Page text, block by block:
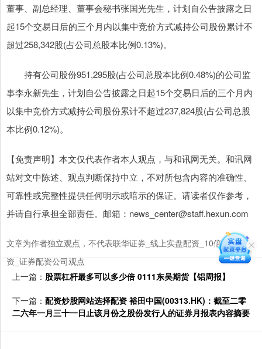
董事、副总经理、董事会秘书张国光先生，计划自公告披露之日
起15个交易日后的三个月内以集中竞价方式减持公司股份累计不
超过258,342股(占公司总股本比例0.13%)。
持有公司股份951,295股(占公司总股本比例0.48%)的公司监
事李永新先生，计划自公告披露之日起15个交易日后的三个月内
以集中竞价方式减持公司股份累计不超过237,824股(占公司总股
本比例0.12%)。
【免责声明】本文仅代表作者本人观点，与和讯网无关。和讯网
站对文中陈述、观点判断保持中立，不对所包含内容的准确性、
可靠性或完整性提供任何明示或暗示的保证。请读者仅作参考，
并请自行承担全部责任。邮箱：news_center@staff.hexun.com
文章为作者独立观点，不代表联华证券_线上实盘配资_10倍杠杆配
资_证券配资公司观点
上一篇： 股票杠杆最多可以多少倍 0111东吴期货【铝周报】
下一篇： 配资炒股网站选择配资 裕田中国(00313.HK)：截至二零
二六年一月三十一日止该月份之股份发行人的证券月报表内容摘要